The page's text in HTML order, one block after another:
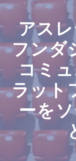
アス
フンダ
コミ
ラット
ーを